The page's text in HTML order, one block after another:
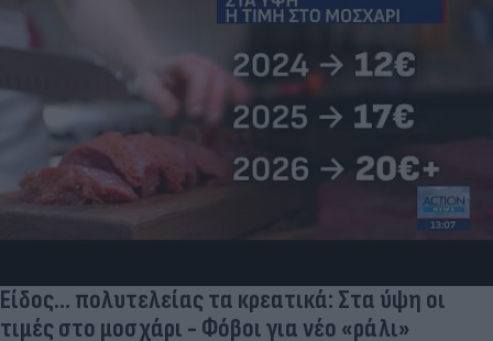
Πριν από τη δόξα, υπήρξε ένας πατέρας που
έπρεπε να δώσει μια μεγάλη μάχη για τον γιο του